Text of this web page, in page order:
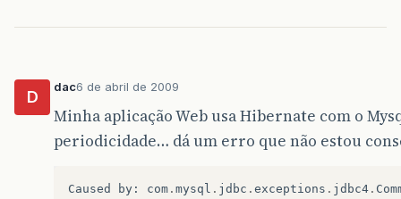
D
dac6 de abril de 2009
Minha aplicação Web usa Hibernate com o
periodicidade… dá um erro que não estou
Caused by : com . mysql . jdbc . exceptions . jdbc4 .